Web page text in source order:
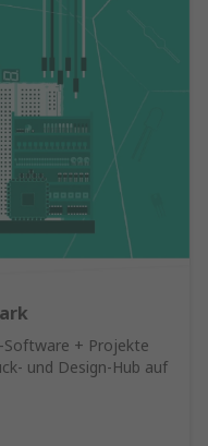
Software + Projekte
und Design-Hub auf